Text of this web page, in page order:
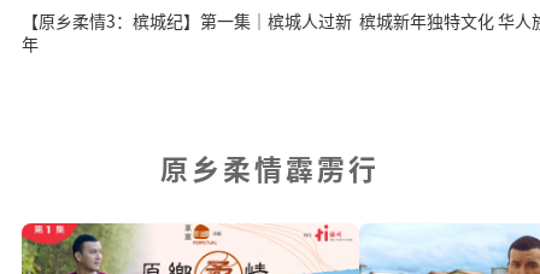
【原乡柔情3：槟城纪】第一集｜槟城人过新
年
槟城新年
原乡柔情霹雳行